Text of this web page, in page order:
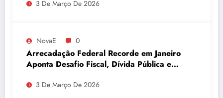
3 De Março De 2026
NovaE 0
Arrecadação Federal Recorde em Janeiro
Aponta Desafio Fiscal, Dívida Pública e
Inadimplência no Agro
3 De Março De 2026